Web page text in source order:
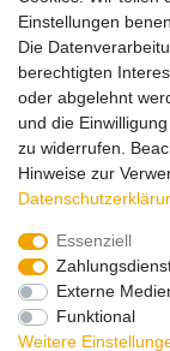
Lieferung
Impressum
Zahlungsarten:
Einstellungen
Die
berechtigten
oder abgelehnt
und die
zu widerrufen.
Hinweise zur
Essenziell
Externe
Funktional
Weitere